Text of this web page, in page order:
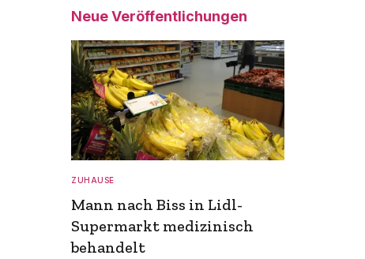
Neue Veröffentlichungen
ZUHAUSE
Mann nach Biss in Lidl-
Supermarkt medizinisch
behandelt